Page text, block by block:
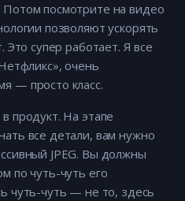
посмотрите на видео
позволяют ускорять
Это супер работает. Я все
очень
— просто класс.
продукт. На этапе
все детали, вам нужно
JPEG. Вы должны
по чуть-чуть его
чуть-чуть — не то, здесь